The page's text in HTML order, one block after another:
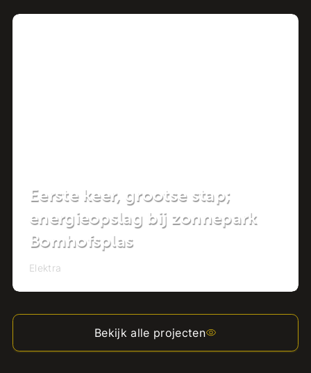
Eerste keer, grootse stap;
energieopslag bij zonnepark
Bomhofsplas
Elektra
Bekijk alle projecten